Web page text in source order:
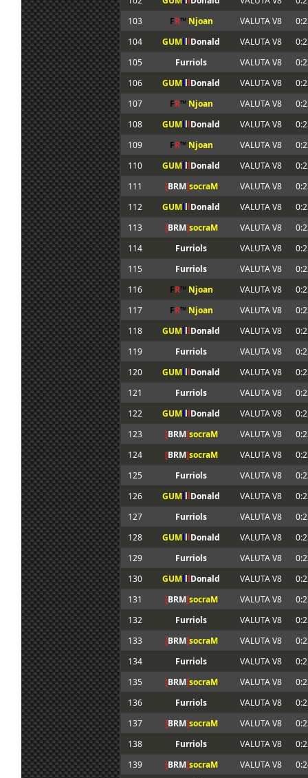
103
FR™ Njoan VALUTA V8
104
GUMlllDonald VALUTA V8
105
Furriols VALUTA V8
106
GUMlllDonald VALUTA V8
107
FR™ Njoan VALUTA V8
108
GUMlllDonald VALUTA V8
109
FR™ Njoan VALUTA V8
110
GUMlllDonald VALUTA V8
111
[BRM]socraM VALUTA V8
112
GUMlllDonald VALUTA V8
113
[BRM]socraM VALUTA V8
114
Furriols VALUTA V8
115
Furriols VALUTA V8
116
FR™ Njoan VALUTA V8
117
FR™ Njoan VALUTA V8
118
GUMlllDonald VALUTA V8
119
Furriols VALUTA V8
120
GUMlllDonald VALUTA V8
121
Furriols VALUTA V8
122
GUMlllDonald VALUTA V8
123
[BRM]socraM VALUTA V8
124
[BRM]socraM VALUTA V8
125
Furriols VALUTA V8
126
GUMlllDonald VALUTA V8
127
Furriols VALUTA V8
128
GUMlllDonald VALUTA V8
129
Furriols VALUTA V8
130
GUMlllDonald VALUTA V8
131
[BRM]socraM VALUTA V8
132
Furriols VALUTA V8
133
[BRM]socraM VALUTA V8
134
Furriols VALUTA V8
135
[BRM]socraM VALUTA V8
136
Furriols VALUTA V8
137
[BRM]socraM VALUTA V8
138
Furriols VALUTA V8
139
[BRM]socraM VALUTA V8